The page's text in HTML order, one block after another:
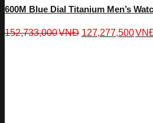
600M Blue Dial Titanium Men’s
152,733,000VNĐ 127,277,500